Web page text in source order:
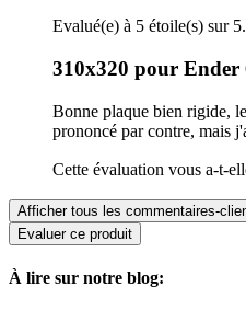
Evalué(e) à 5 étoile(s) sur 5.
310x320 pour Ender
Bonne plaque bien rigide,
prononcé par contre, mais
Cette évaluation vous a-t-
Afficher tous les commentaires-
Evaluer ce produit
À lire sur notre blog: